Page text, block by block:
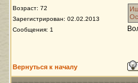
Возраст: 72
Зарегистрирован: 02.02.2013
Сообщения: 1
Вернуться к началу